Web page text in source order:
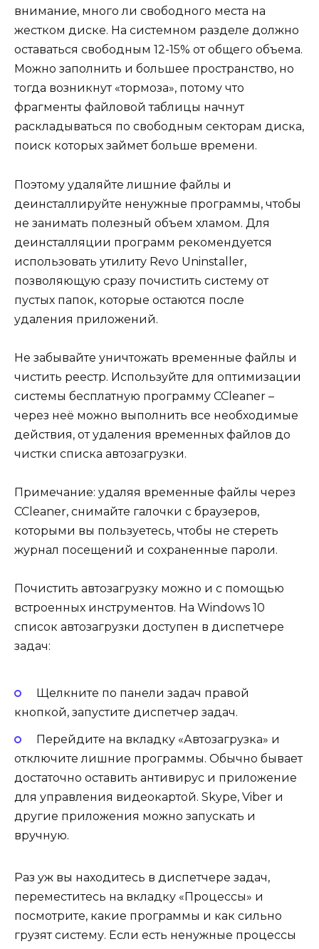
внимание, много ли свободного места на
жестком диске. На системном разделе должно
оставаться свободным 12-15% от общего объема.
Можно заполнить и большее пространство, но
тогда возникнут «тормоза», потому что
фрагменты файловой таблицы начнут
раскладываться по свободным секторам диска,
поиск которых займет больше времени.
Поэтому удаляйте лишние файлы и
деинсталлируйте ненужные программы, чтобы
не занимать полезный объем хламом. Для
деинсталляции программ рекомендуется
использовать утилиту Revo Uninstaller,
позволяющую сразу почистить систему от
пустых папок, которые остаются после
удаления приложений.
Не забывайте уничтожать временные файлы и
чистить реестр. Используйте для оптимизации
системы бесплатную программу CCleaner –
через неё можно выполнить все необходимые
действия, от удаления временных файлов до
чистки списка автозагрузки.
Примечание: удаляя временные файлы через
CCleaner, снимайте галочки с браузеров,
которыми вы пользуетесь, чтобы не стереть
журнал посещений и сохраненные пароли.
Почистить автозагрузку можно и с помощью
встроенных инструментов. На Windows 10
список автозагрузки доступен в диспетчере
задач:
Щелкните по панели задач правой
кнопкой, запустите диспетчер задач.
Перейдите на вкладку «Автозагрузка» и
отключите лишние программы. Обычно бывает
достаточно оставить антивирус и приложение
для управления видеокартой. Skype, Viber и
другие приложения можно запускать и
вручную.
Раз уж вы находитесь в диспетчере задач,
переместитесь на вкладку «Процессы» и
посмотрите, какие программы и как сильно
грузят систему. Если есть ненужные процессы